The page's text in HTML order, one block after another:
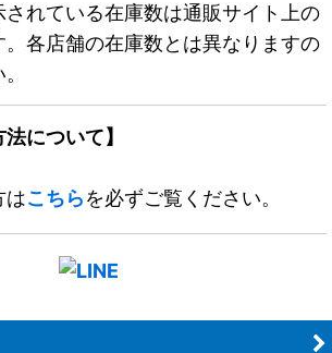
れている在庫数は通販サイト上の
各店舗の在庫数とは異なりますの
について】
はこちらを必ずご覧ください。